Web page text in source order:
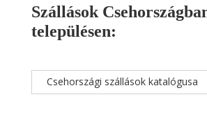
Szállások
településen:
Csehországi szállások katalógusa